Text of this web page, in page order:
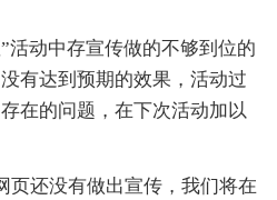
活动中存宣传做的不够到位的
有达到预期的效果，活动过
在的问题，在下次活动加以
页还没有做出宣传，我们将在